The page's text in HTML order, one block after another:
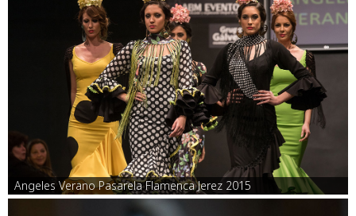
Angeles Verano Pasarela Flamenca Jerez 2015